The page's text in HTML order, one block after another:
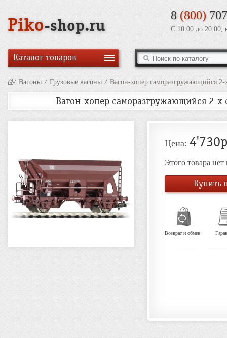
Piko-shop.ru
8 (800)
С 10:00 до 20:00,
Каталог товаров
/ Вагоны / Грузовые вагоны / Вагон-хопер саморазгружающийся
Вагон-хопер саморазгружающийся 2-х
Цена:
Этого товара
Купить
Возврат и обмен